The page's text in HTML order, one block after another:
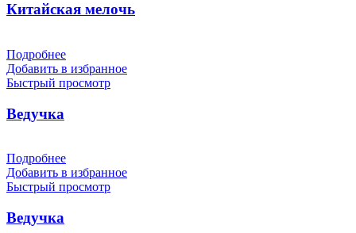
Китайская мелочь
Подробнее
Добавить в избранное
Быстрый просмотр
Ведучка
Подробнее
Добавить в избранное
Быстрый просмотр
Ведучка